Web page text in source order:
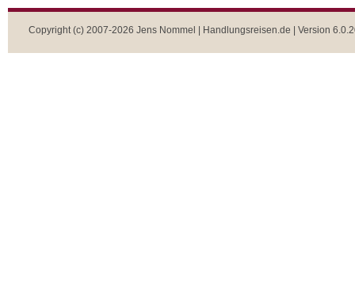
Copyright (c) 2007-2026 Jens Nommel | Handlungsreisen.de | Version